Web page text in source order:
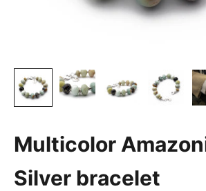
Multicolor
Silver bracelet